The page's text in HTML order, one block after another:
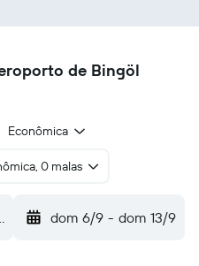
de Bingöl
Econômica
0 malas
dom 6/9 - dom 13/9